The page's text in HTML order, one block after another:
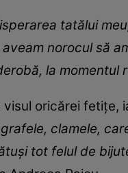
tatălui
norocul să
la momentul
oricărei
clamele,
tot felul de